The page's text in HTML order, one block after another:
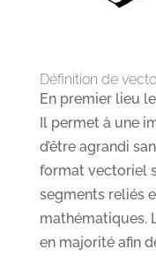
Définition de
En premier lieu
Il permet à une
d’être agrandi
format vectoriel
segments reliés
mathématiques.
en majorité afin